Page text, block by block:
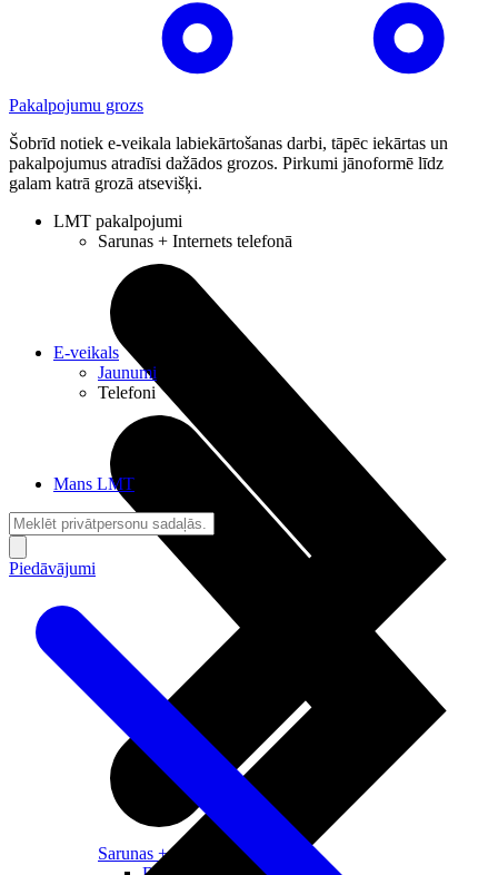
Pakalpojumu grozs
Šobrīd notiek e-veikala labiekārtošanas darbi, tāpēc iekārtas un
pakalpojumus atradīsi dažādos grozos. Pirkumi jānoformē līdz
galam katrā grozā atsevišķi.
LMT pakalpojumi
Sarunas + Internets telefonā
Sarunas + Internets
E-veikals
Jaunumi
Telefoni
Mans LMT
Piedāvājumi